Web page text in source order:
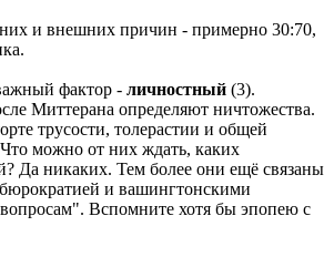
и внешних причин - примерно 30:70,
фактор - личностный (3).
Миттерана определяют ничтожества.
трусости, толерастии и общей
можно от них ждать, каких
Да никаких. Тем более они ещё связаны
и вашингтонскими
Вспомните хотя бы эпопею с